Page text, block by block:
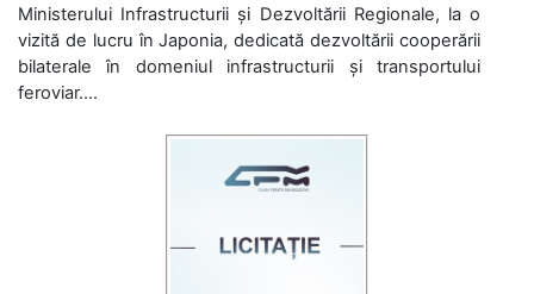
Ministerului Infrastructurii și Dezvoltării Regionale, la o
vizită de lucru în Japonia, dedicată dezvoltării cooperării
bilaterale în domeniul infrastructurii și transportului
feroviar....